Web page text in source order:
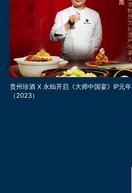
贵州珍酒 X 永灿开启《大师中国宴》IP元年
（2023）